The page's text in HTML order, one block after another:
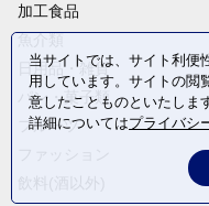
加工食品
日用品・雑貨
パン・菓子類
フルーツ
当サイトでは、サイト利便
用しています。サイトの閲
意したことものといたしま
詳細についてはプライバシ